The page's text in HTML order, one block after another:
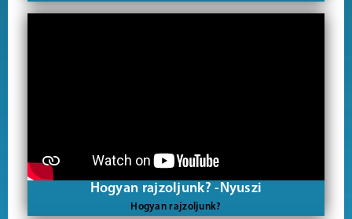
Hogyan rajzoljunk? -Nyuszi
Hogyan rajzoljunk?